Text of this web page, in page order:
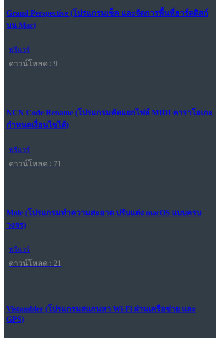
Grand Perspective (โปรแกรมเช็ค และจัดการพื้นที่ฮาร์ดดิสก์
บน Mac)
ฟรีแวร์
ดาวน์โหลด : 9
NCN Code Rename (โปรแกรมคัดแยกไฟล์ MIDI คาราโอเกะ
กำหนดเงื่อนไขได้)
ฟรีแวร์
ดาวน์โหลด : 71
Mole (โปรแกรมทำความสะอาด ปรับแต่ง macOS แบบครบ
วงจร)
ฟรีแวร์
ดาวน์โหลด : 21
Vistumbler (โปรแกรมสแกนหา Wi-Fi ผ่านเครือข่าย และ
GPS)